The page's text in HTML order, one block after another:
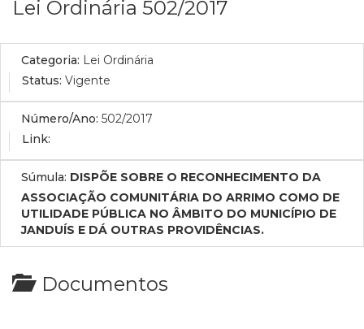
Lei Ordinária 502/2017
Categoria: Lei Ordinária
Status: Vigente
Número/Ano: 502/2017
Link:
Súmula: DISPÕE SOBRE O RECONHECIMENTO DA
ASSOCIAÇÃO COMUNITÁRIA DO ARRIMO COMO DE
UTILIDADE PÚBLICA NO ÂMBITO DO MUNICÍPIO DE
JANDUÍS E DÁ OUTRAS PROVIDÊNCIAS.
Documentos